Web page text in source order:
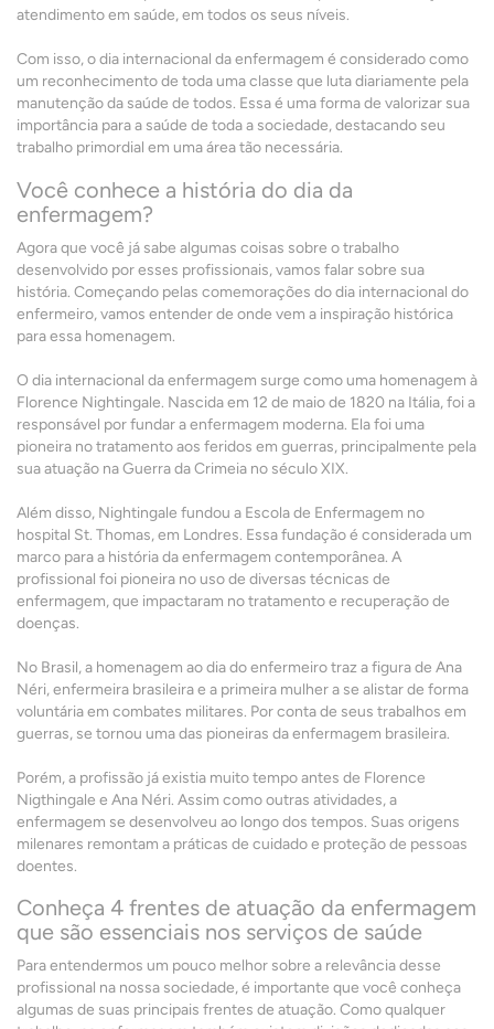
atendimento em saúde, em todos os seus níveis.
Com isso, o dia internacional da enfermagem é considerado como
um reconhecimento de toda uma classe que luta diariamente pela
manutenção da saúde de todos. Essa é uma forma de valorizar sua
importância para a saúde de toda a sociedade, destacando seu
trabalho primordial em uma área tão necessária.
Você conhece a história do dia da
enfermagem?
Agora que você já sabe algumas coisas sobre o trabalho
desenvolvido por esses profissionais, vamos falar sobre sua
história. Começando pelas comemorações do dia internacional do
enfermeiro, vamos entender de onde vem a inspiração histórica
para essa homenagem.
O dia internacional da enfermagem surge como uma homenagem à
Florence Nightingale. Nascida em 12 de maio de 1820 na Itália, foi a
responsável por fundar a enfermagem moderna. Ela foi uma
pioneira no tratamento aos feridos em guerras, principalmente pela
sua atuação na Guerra da Crimeia no século XIX.
Além disso, Nightingale fundou a Escola de Enfermagem no
hospital St. Thomas, em Londres. Essa fundação é considerada um
marco para a história da enfermagem contemporânea. A
profissional foi pioneira no uso de diversas técnicas de
enfermagem, que impactaram no tratamento e recuperação de
doenças.
No Brasil, a homenagem ao dia do enfermeiro traz a figura de Ana
Néri, enfermeira brasileira e a primeira mulher a se alistar de forma
voluntária em combates militares. Por conta de seus trabalhos em
guerras, se tornou uma das pioneiras da enfermagem brasileira.
Porém, a profissão já existia muito tempo antes de Florence
Nigthingale e Ana Néri. Assim como outras atividades, a
enfermagem se desenvolveu ao longo dos tempos. Suas origens
milenares remontam a práticas de cuidado e proteção de pessoas
doentes.
Conheça 4 frentes de atuação da enfermagem
que são essenciais nos serviços de saúde
Para entendermos um pouco melhor sobre a relevância desse
profissional na nossa sociedade, é importante que você conheça
algumas de suas principais frentes de atuação. Como qualquer